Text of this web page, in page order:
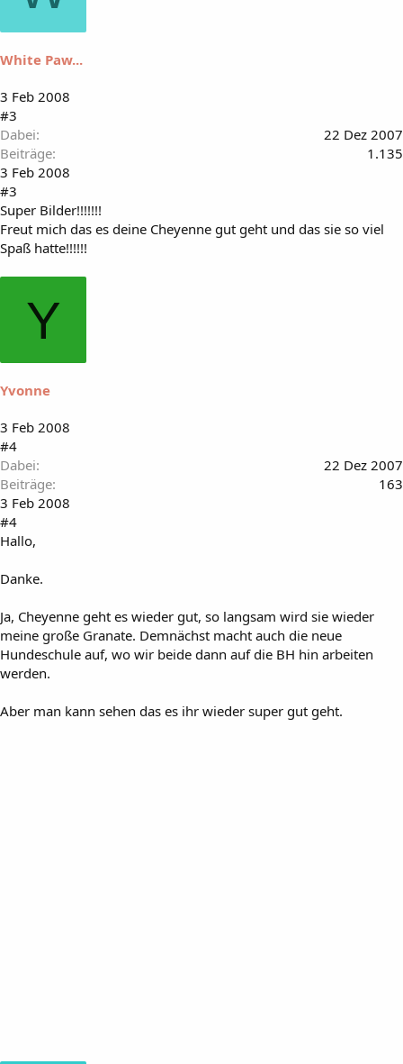
White Paw...
3 Feb 2008
#3
Dabei
22 Dez 2007
Beiträge
1.135
3 Feb 2008
#3
Super Bilder!!!!!!!
Freut mich das es deine Cheyenne gut geht und das sie so viel
Spaß hatte!!!!!!
Y
Yvonne
3 Feb 2008
#4
Dabei
22 Dez 2007
Beiträge
163
3 Feb 2008
#4
Hallo,
Danke.
Ja, Cheyenne geht es wieder gut, so langsam wird sie wieder
meine große Granate. Demnächst macht auch die neue
Hundeschule auf, wo wir beide dann auf die BH hin arbeiten
werden.
Aber man kann sehen das es ihr wieder super gut geht.